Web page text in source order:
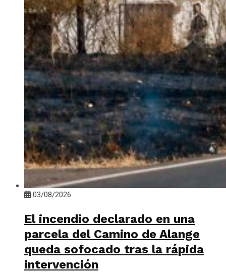
03/08/2026
El incendio declarado en una
parcela del Camino de Alange
queda sofocado tras la rápida
intervención